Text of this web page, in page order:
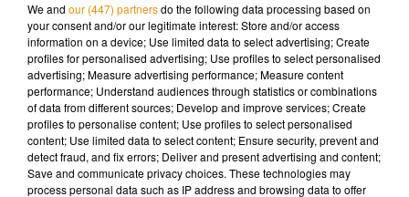
-Villa et Jardins Ephrussi de Rothschild (Provence-Alpes-
Côte d’Azur)
Dès 10h ce vendredi 12 juillet, il sera possible de voter sur le
site de France Télévisions pour son monument préféré, et ce
jusqu'au 24 juillet. Le lauréat sera dévoilé lors des journées
du patrimoine, prévues les 20 et 21 septembre.
We and our (447) partnersdo the following data processing based on
your consent and/or our legitimate interest: Store and/or access
information on a device; Use limited data to select advertising; Create
profiles for personalised advertising; Use profiles to select personalised
advertising; Measure advertising performance; Measure content
performance; Understand audiences through statistics or combinations
of data from different sources; Develop and improve services; Create
profiles to personalise content; Use profiles to select personalised
content; Use limited data to select content; Ensure security, prevent and
detect fraud, and fix errors; Deliver and present advertising and content;
Save and communicate privacy choices. These technologies may
process personal data such as IP address and browsing data to offer